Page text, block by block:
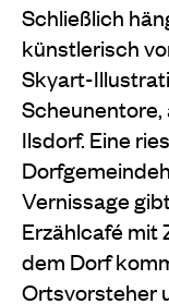
Schließlich
künstlerisch
Skyart-
Scheunentore,
Ilsdorf. Eine
Vernissage
Erzählcafé mit
dem Dorf
Ortsvorsteher